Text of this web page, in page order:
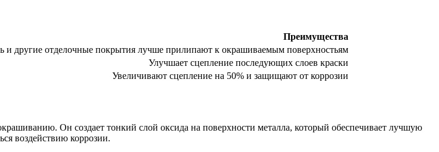
Преимущества
и другие отделочные покрытия лучше прилипают к окрашиваемым поверхностьям
Улучшает сцепление последующих слоев краски
Увеличивают сцепление на 50% и защищают от коррозии
Он создает тонкий слой оксида на поверхности металла, который обеспечивает лучшую
воздействию коррозии.